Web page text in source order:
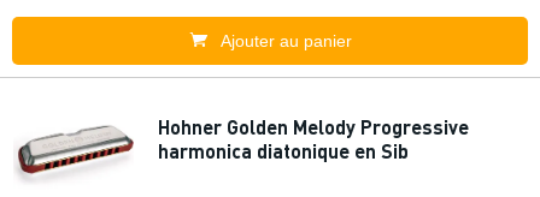
Ajouter au panier
Hohner Golden Melody Progressive
harmonica diatonique en Sib